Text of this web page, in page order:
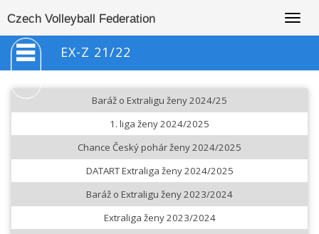
Czech Volleyball Federation
EX-Z 21/22
Baráž o Extraligu ženy 2024/25
1. liga ženy 2024/2025
Chance Český pohár ženy 2024/2025
DATART Extraliga ženy 2024/2025
Baráž o Extraligu ženy 2023/2024
Extraliga ženy 2023/2024